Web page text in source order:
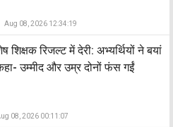
Aug 08, 2026 12:34:19
शिक्षक रिजल्ट में देरी: अभ्यर्थियों ने बयां
उम्मीद और उम्र दोनों फंस गईं
08, 2026 00:11:07